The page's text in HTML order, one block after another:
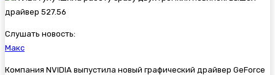
Слушать новость:
Макс
Компания NVIDIA выпустила новый графический драйвер GeForce